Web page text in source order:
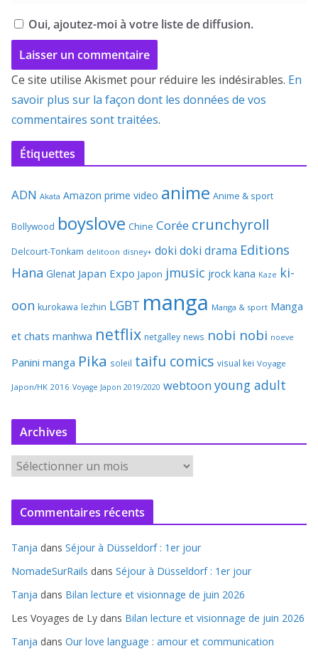
Oui, ajoutez-moi à votre liste de diffusion.
Ce site utilise Akismet pour réduire les indésirables. En
savoir plus sur la façon dont les données de vos
commentaires sont traitées.
Étiquettes
ADN Akata Amazon prime video anime Anime & sport
Bollywood boyslove Chine Corée crunchyroll
Delcourt-Tonkam delitoon disney+ doki doki drama Editions
Hana Glenat Japan Expo Japon jmusic jrock kana Kaze ki-
oon kurokawa lezhin LGBT manga Manga & sport Manga
et chats manhwa netflix netgalley news nobi nobi noeve
Panini manga Pika soleil taifu comics visual kei Voyage
Japon/HK 2016 Voyage Japon 2019/2020 webtoon young adult
Archives
c
v
e
s
Commentaires récents
Tanja dans Séjour à Düsseldorf : 1er jour
NomadeSurRails dans Séjour à Düsseldorf : 1er jour
Tanja dans Bilan lecture et visionnage de juin 2026
Les Voyages de Ly dans Bilan lecture et visionnage de juin 2026
Tanja dans Our love language : amour et communication